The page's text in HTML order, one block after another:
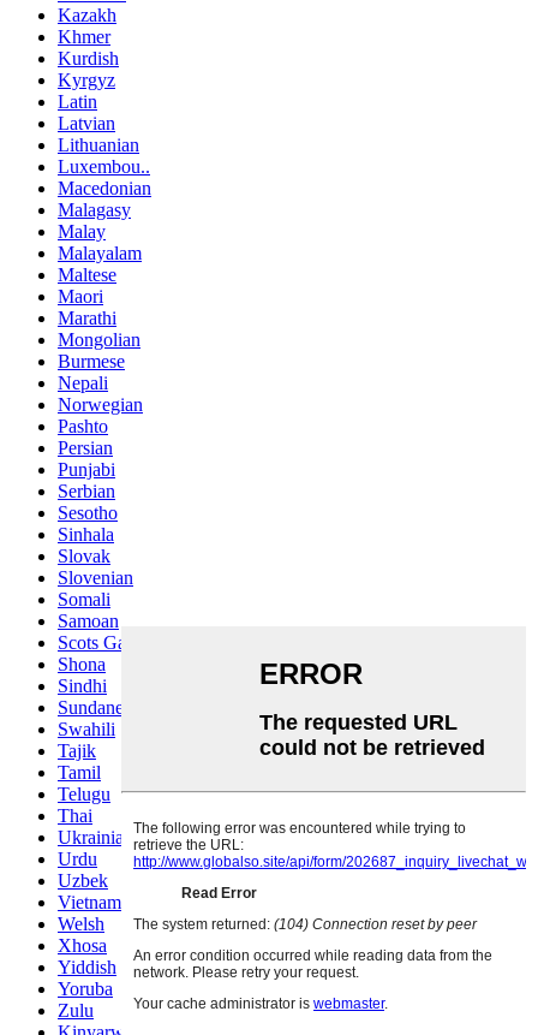
Kazakh
Khmer
Kurdish
Kyrgyz
Latin
Latvian
Lithuanian
Luxembou..
Macedonian
Malagasy
Malay
Malayalam
Maltese
Maori
Marathi
Mongolian
Burmese
Nepali
Norwegian
Pashto
Persian
Punjabi
Serbian
Sesotho
Sinhala
Slovak
Slovenian
Somali
Samoan
Scots Gaelic
Shona
Sindhi
Sundanese
Swahili
Tajik
Tamil
Telugu
Thai
Ukrainian
Urdu
Uzbek
Vietnamese
Welsh
Xhosa
Yiddish
Yoruba
Zulu